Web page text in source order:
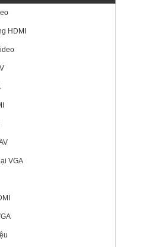
HDMI
VGA